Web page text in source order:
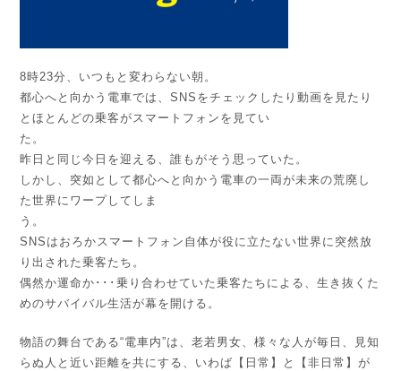
8時23分、いつもと変わらない朝。
都心へと向かう電車では、SNSをチェックしたり動画を見たり
とほとんどの乗客がスマートフォンを見てい
た
昨日と同じ今日を迎える、誰もがそう思っていた。
しかし、突如として都心へと向かう電車の一両が未来の荒廃し
た世界にワープしてしま
う
SNSはおろかスマートフォン自体が役に立たない世界に突然放
り出された乗客たち。
偶然か運命か･･･乗り合わせていた乗客たちによる、生き抜くた
めのサバイバル生活が幕を開ける。
物語の舞台である“電車内”は、老若男女、様々な人が毎日、見知
らぬ人と近い距離を共にする、いわば【日常】と【非日常】が